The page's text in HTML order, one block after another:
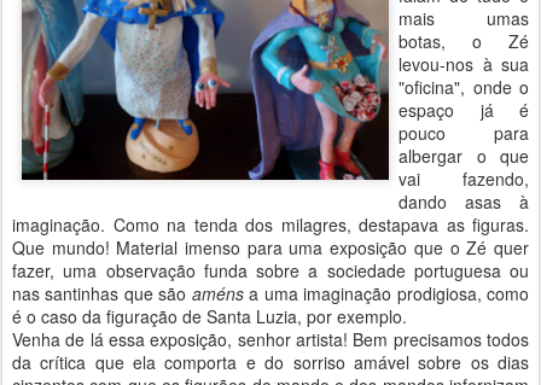
mais umas
botas, o Zé
levou-nos à sua
"oficina", onde o
espaço já é
pouco para
albergar o que
vai fazendo,
dando asas à
imaginação. Como na tenda dos milagres, destapava as figuras.
Que mundo! Material imenso para uma exposição que o Zé quer
fazer, uma observação funda sobre a sociedade portuguesa ou
nas santinhas que são aménsa uma imaginação prodigiosa, como
é o caso da figuração de Santa Luzia, por exemplo.
Venha de lá essa exposição, senhor artista! Bem precisamos todos
da crítica que ela comporta e do sorriso amável sobre os dias